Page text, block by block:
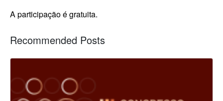
A participação é gratuita.
Recommended Posts